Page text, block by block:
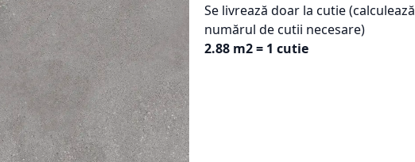
Se livrează doar la cutie (calculează
numărul de cutii necesare)
2.88 m2 = 1 cutie